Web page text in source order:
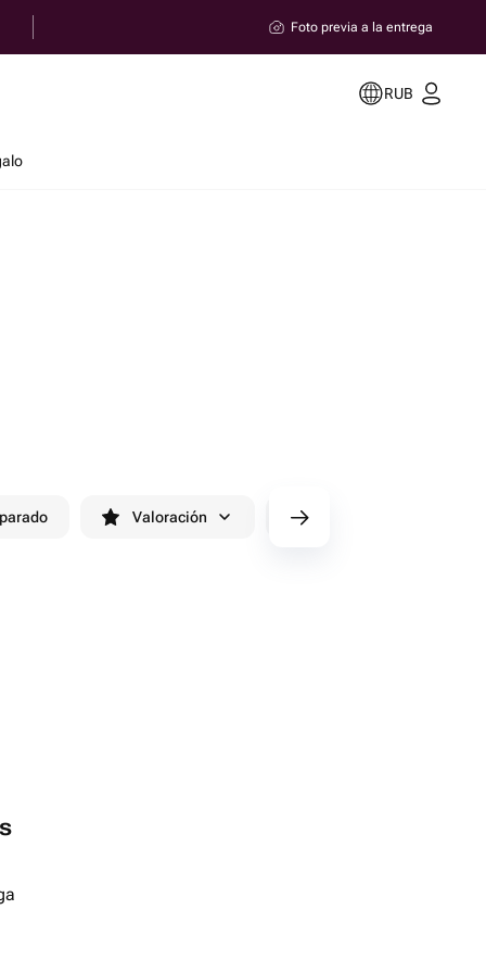
Foto previa a la entrega
RUB
Valoración cv/filters/name_fast_delivery